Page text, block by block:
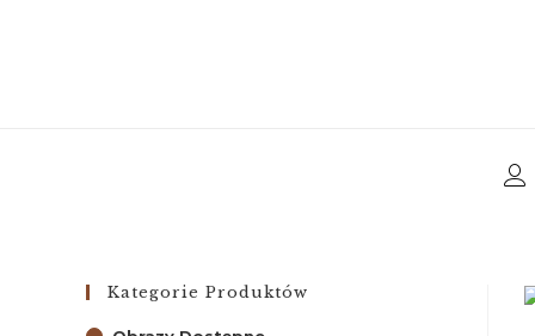
Kategorie Produktów